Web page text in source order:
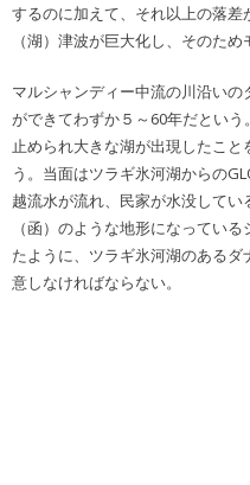
するのに加えて、それ以上の落
（湖）津波が巨大化し、そのた
マルシャンディー中流の川沿い
ができてわずか５～60年だとい
止められ大きな湖が出現したこ
う。当面はツラギ氷河湖からの
越流水が流れ、民家が水没して
（函）のような地形になってい
たように、ツラギ氷河湖のある
意しなければならない。